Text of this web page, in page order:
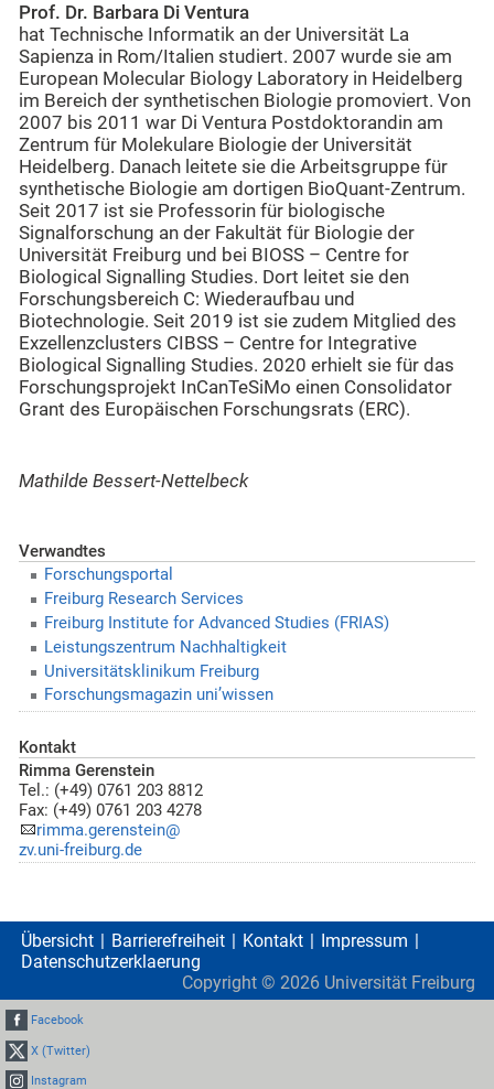
Prof. Dr. Barbara Di Ventura
hat Technische Informatik an der Universität La
Sapienza in Rom/Italien studiert. 2007 wurde sie am
European Molecular Biology Laboratory in Heidelberg
im Bereich der synthetischen Biologie promoviert. Von
2007 bis 2011 war Di Ventura Postdoktorandin am
Zentrum für Molekulare Biologie der Universität
Heidelberg. Danach leitete sie die Arbeitsgruppe für
synthetische Biologie am dortigen BioQuant-Zentrum.
Seit 2017 ist sie Professorin für biologische
Signalforschung an der Fakultät für Biologie der
Universität Freiburg und bei BIOSS – Centre for
Biological Signalling Studies. Dort leitet sie den
Forschungsbereich C: Wiederaufbau und
Biotechnologie. Seit 2019 ist sie zudem Mitglied des
Exzellenzclusters CIBSS – Centre for Integrative
Biological Signalling Studies. 2020 erhielt sie für das
Forschungsprojekt InCanTeSiMo einen Consolidator
Grant des Europäischen Forschungsrats (ERC).
Mathilde Bessert-Nettelbeck
Verwandtes
Forschungsportal
Freiburg Research Services
Freiburg Institute for Advanced Studies (FRIAS)
Leistungszentrum Nachhaltigkeit
Universitätsklinikum Freiburg
Forschungsmagazin uni’wissen
Kontakt
Rimma Gerenstein
Tel.: (+49) 0761 203 8812
Fax: (+49) 0761 203 4278
rimma.gerenstein@
zv.uni-freiburg.de
Übersicht Barrierefreiheit Kontakt
Impressum
Datenschutzerklaerung
Copyright © 2026 Universität Freiburg
Facebook
X (Twitter)
Instagram